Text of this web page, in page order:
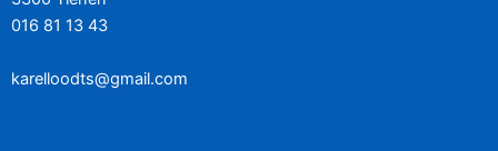
016 81 13 43
karelloodts@gmail.com